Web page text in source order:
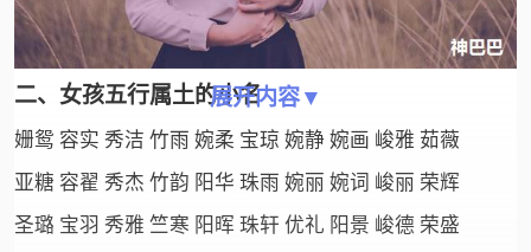
二、女孩五行属土的小名
姗鸳 容实 秀洁 竹雨 婉柔 宝琼 婉静 婉画 峻雅 茹薇
亚糖 容翟 秀杰 竹韵 阳华 珠雨 婉丽 婉词 峻丽 荣辉
圣璐 宝羽 秀雅 竺寒 阳晖 珠轩 优礼 阳景 峻德 荣盛
展开内容▼